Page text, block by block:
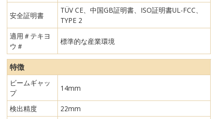
安全証明書
TÜV CE、中国GB証明書、ISO証明書UL-FCC、
TYPE 2
適用＃テキヨ
ウ＃
標準的な産業環境
特徴
ビームギャッ
プ
14mm
検出精度
22mm